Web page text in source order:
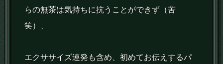
らの無茶は気持ちに抗うことができず（苦
笑）、
エクササイズ連発も含め、初めてお伝えするパ